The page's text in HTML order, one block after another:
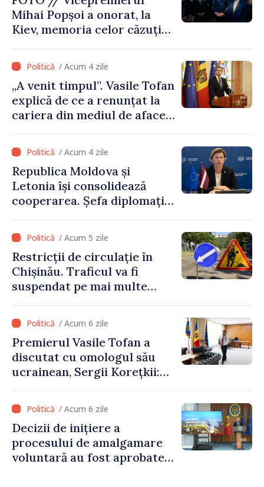
Mihai Popșoi a onorat, la
Kiev, memoria celor căzuți
„Acest război trebuie să
înceteze”/ Acum 4 zile
„A venit timpul”. Vasile Tofan
explică de ce a renunțat la
cariera din mediul de afaceri
premier. Ce crede Igor
Grosu despre noul șef al
Guvernului
/ Acum 4 zile
Republica Moldova și
Letonia își consolidează
cooperarea. Șefa diplomației
/ Acum 5 zile
Restricții de circulație în
Chișinău. Traficul va fi
suspendat pe mai multe
/ Acum 6 zile
Premierul Vasile Tofan a
discutat cu omologul său
ucrainean, Sergii Korețkii:
bazată pe încredere și
solidaritate, pe care vrem să
o transformăm în proiecte
concrete”
/ Acum 6 zile
Decizii de inițiere a
procesului de amalgamare
voluntară au fost aprobate